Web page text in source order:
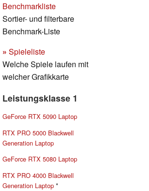
Benchmarkliste
Sortier- und filterbare
Benchmark-Liste
» Spieleliste
Welche Spiele laufen mit
welcher Grafikkarte
Leistungsklasse 1
GeForce RTX 5090 Laptop
RTX PRO 5000 Blackwell
Generation Laptop
GeForce RTX 5080 Laptop
RTX PRO 4000 Blackwell
Generation Laptop *